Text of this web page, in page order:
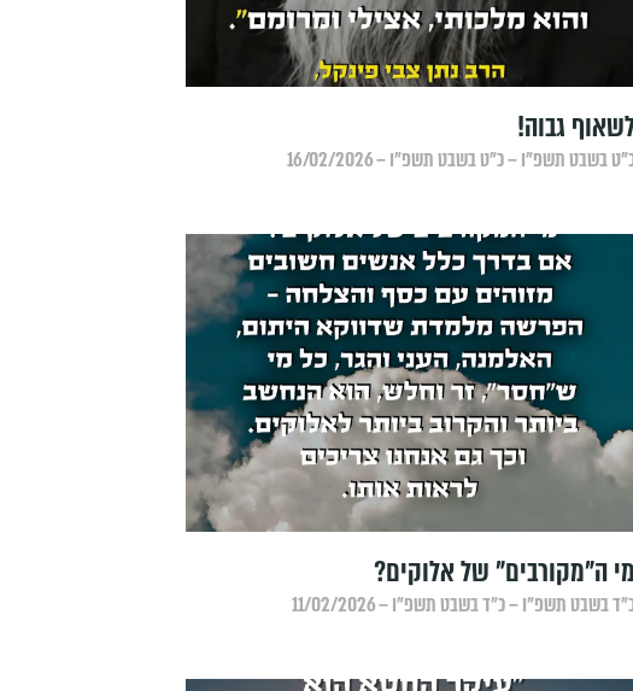
גבוה!
בשבט תשפ״ו – כ״ט בשבט תשפ״ו – 16/02/2026
מי ה"מקורבים" של אלוקים?
בשבט תשפ״ו – כ״ד בשבט תשפ״ו – 11/02/2026